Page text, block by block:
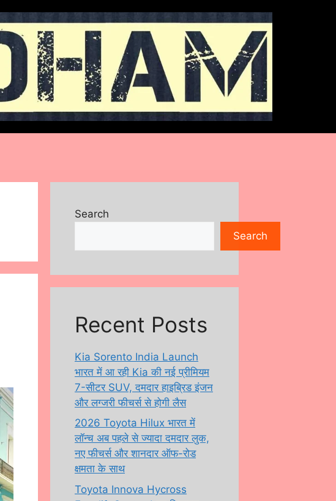
Search
Search
Recent Posts
Kia Sorento India Launch
भारत में आ रही Kia की नई प्रीमियम
7-सीटर SUV, दमदार हाइब्रिड इंजन
और लग्जरी फीचर्स से होगी लैस
2026 Toyota Hilux भारत में
लॉन्च अब पहले से ज्यादा दमदार लुक,
नए फीचर्स और शानदार ऑफ-रोड
क्षमता के साथ
Toyota Innova Hycross